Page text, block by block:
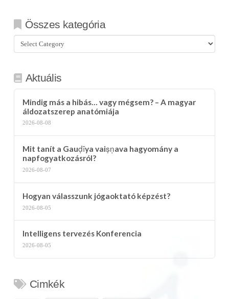
Összes kategória
Összes
kategória
Aktuális
Mindig más a hibás… vagy mégsem? – A magyar
áldozatszerep anatómiája
2026-08-08
Mit tanít a Gauḍīya vaiṣṇava hagyomány a
napfogyatkozásról?
2026-08-07
Hogyan válasszunk jógaoktató képzést?
2026-08-05
Intelligens tervezés Konferencia
2026-08-05
Cimkék